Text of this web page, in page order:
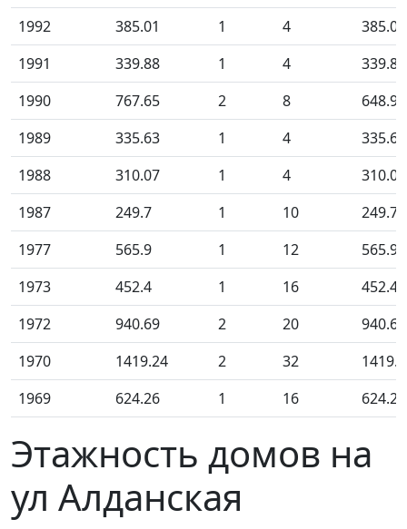
1992
385.01 1 4
385.01
1991
339.88 1 4
339.88
1990
767.65 2 8
648.97
1989
335.63 1 4
335.63
1988
310.07 1 4
310.07
1987
249.7 1 10
249.70
1977
565.9 1 12
565.90
1973
452.4 1 16
452.40
1972
940.69 2 20
940.69
1970
1419.24 2 32
1969
624.26 1 16 624.26
Этажность домов на
ул Алданская